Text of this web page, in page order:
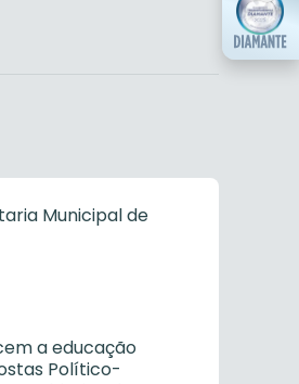
Municipal de
a educação
Político-